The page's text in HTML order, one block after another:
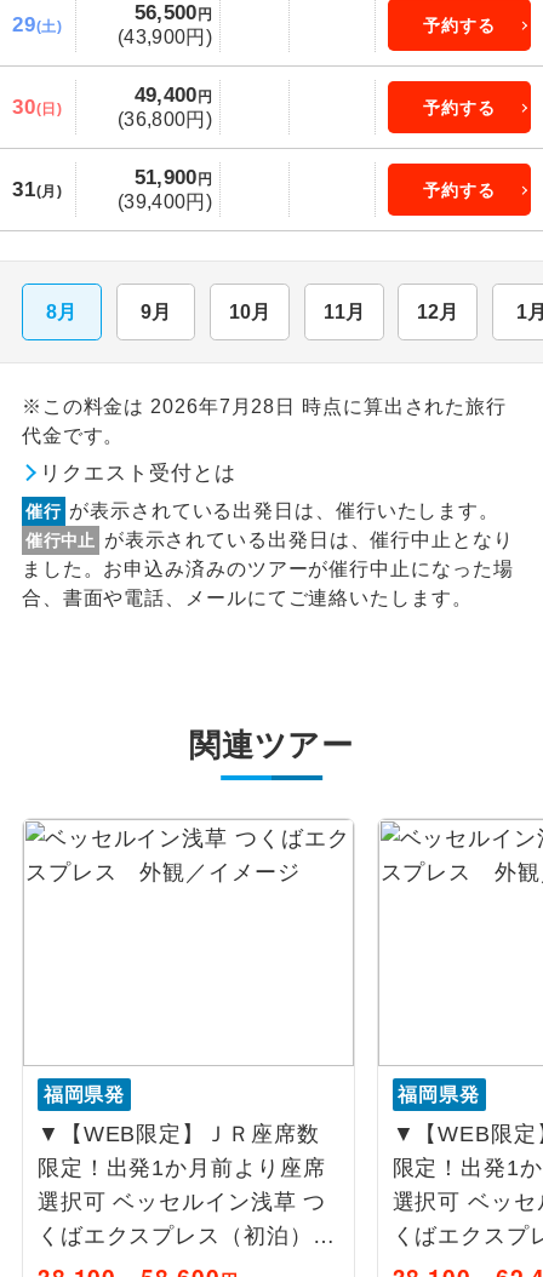
29(土)
56,500 円
(43,900円)
予約する
30(日)
49,400 円
(36,800円)
予約する
31(月)
51,900 円
(39,400円)
予約する
8月 9月 10月 11月 12月 1
※この料金は 2026年7月28日 時点に算出された旅行
代金です。
リクエスト受付とは
催行 が表示されている出発日は、催行いたします。
催行中止
が表示されている出発日は、催行中止となり
ました。お申込み済みのツアーが催行中止になった場
合、書面や電話、メールにてご連絡いたします。
関連ツアー
福岡県発
▼【WEB限定】ＪＲ座席数
限定！出発1か月前より座席
選択可 ベッセルイン浅草 つ
くばエクスプレス（初泊）1
泊6日間
福岡県発
▼【WEB限定
限定！出発1
選択可 ベッ
くばエクスプ
泊5日間